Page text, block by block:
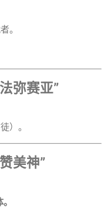
。
弥赛亚”
）。
美神”